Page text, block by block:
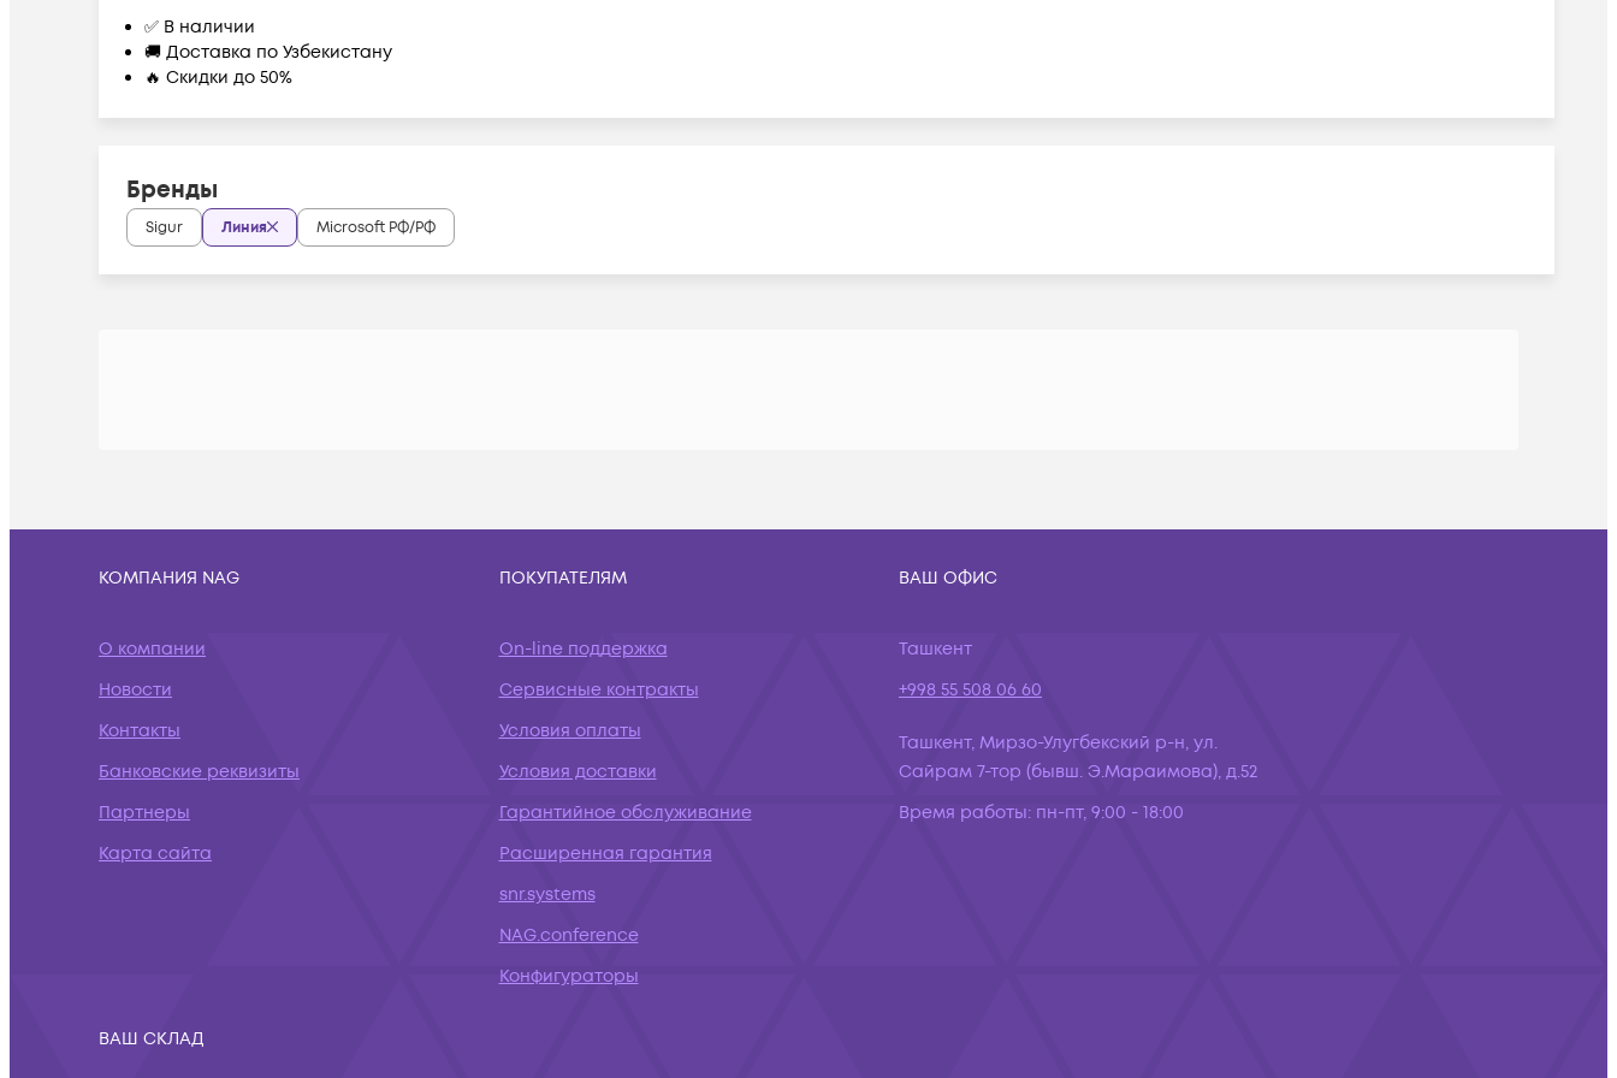
✅ В наличии
🚚 Доставка по Узбекистану
🔥 Скидки до 50%
Бренды
Sigur Линия Microsoft РФ/РФ
КОМПАНИЯ NAG
О компании
Новости
Контакты
Банковские реквизиты
Партнеры
Карта сайта
ПОКУПАТЕЛЯМ
On-line поддержка
Сервисные контракты
Условия оплаты
Условия доставки
Гарантийное обслуживание
Расширенная гарантия
snr.systems
NAG.conference
Конфигураторы
ВАШ ОФИС
Ташкент
+998 55 508 06 60
Ташкент, Мирзо-Улугбекский р-н, ул.
Сайрам 7-тор (бывш. Э.Мараимова), д.52
Время работы: пн-пт, 9:00 - 18:00
ВАШ СКЛАД